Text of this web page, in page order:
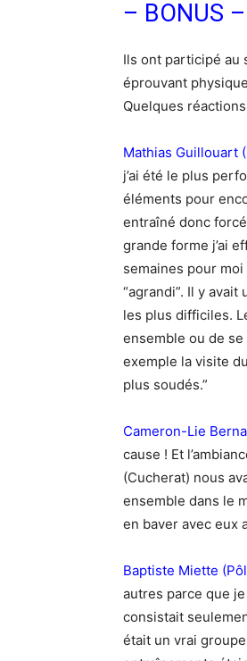
– BONUS –
Ils ont participé au
éprouvant
Quelques
Mathias Guillouart
j’ai été le plus
éléments pour
entraîné donc
grande forme j’ai
semaines pour
“agrandi”. Il y
les plus difficiles.
ensemble ou de
exemple la visite
plus soudés.”
Cameron-Lie
cause ! Et
(Cucherat) nous
ensemble dans le
en baver avec eux
Baptiste Miette
autres parce que
consistait
était un vrai